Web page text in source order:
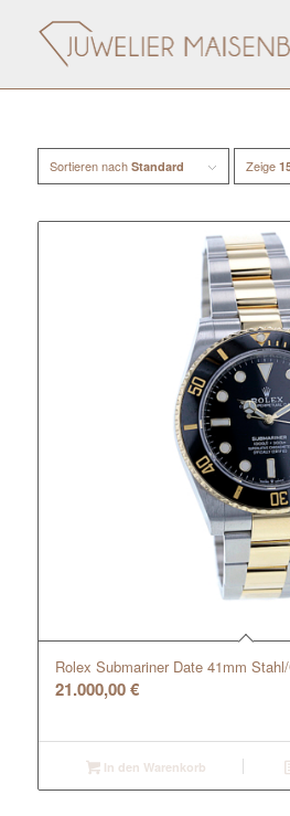
Sortieren nach Standard Zeige
Rolex Submariner Date 41mm
21.000,00€
In den Warenkorb